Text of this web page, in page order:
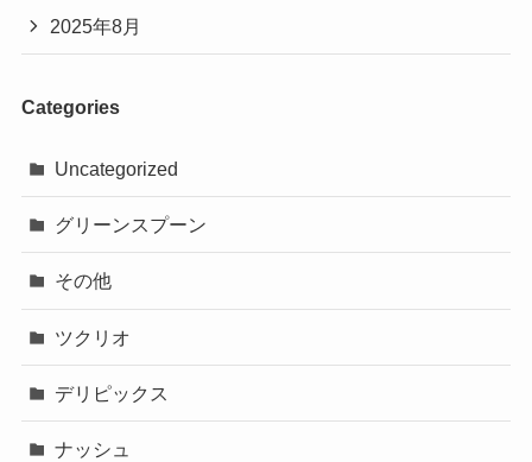
2025年8月
Categories
Uncategorized
グリーンスプーン
その他
ツクリオ
デリピックス
ナッシュ